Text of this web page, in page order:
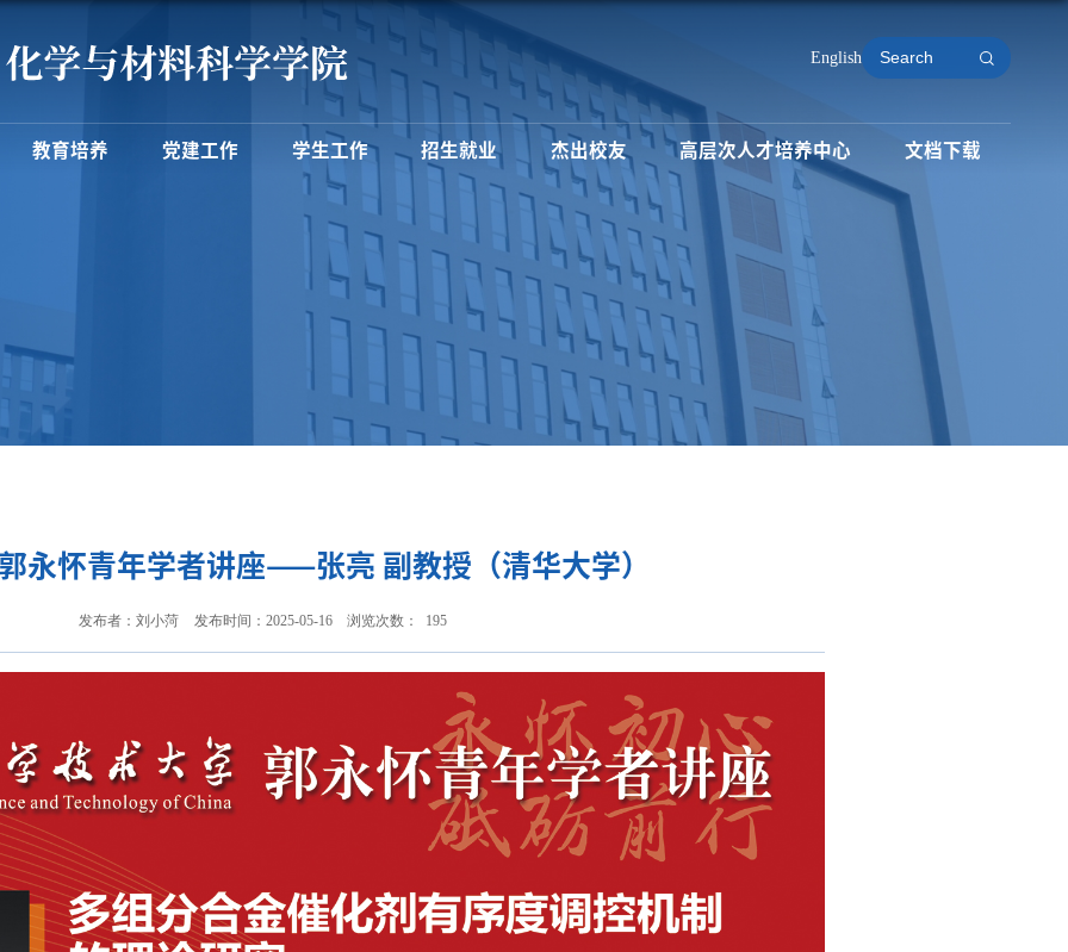
English
教育培养 党建工作 学生工作 招生就业 杰出校友 高层次人才培养中心 文档下载
永怀青年学者讲座——张亮 副教授（清华大学）
发布者：刘小菏 发布时间：2025-05-16 浏览次数： 195